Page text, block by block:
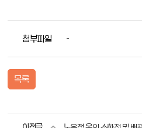
첨부파일 -
목록